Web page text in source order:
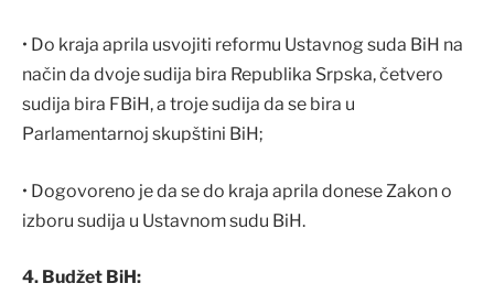
• Do kraja aprila usvojiti reformu Ustavnog suda BiH na
način da dvoje sudija bira Republika Srpska, četvero
sudija bira FBiH, a troje sudija da se bira u
Parlamentarnoj skupštini BiH;
• Dogovoreno je da se do kraja aprila donese Zakon o
izboru sudija u Ustavnom sudu BiH.
4. Budžet BiH: